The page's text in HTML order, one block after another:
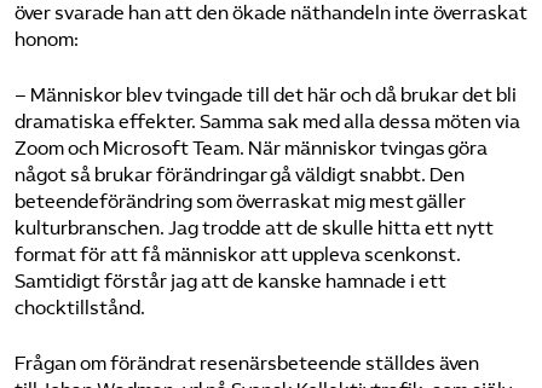
över svarade han att den ökade näthandeln inte överraskat
honom:
– Människor blev tvingade till det här och då brukar det bli
dramatiska effekter. Samma sak med alla dessa möten via
Zoom och Microsoft Team. När människor tvingas göra
något så brukar förändringar gå väldigt snabbt. Den
beteendeförändring som överraskat mig mest gäller
kulturbranschen. Jag trodde att de skulle hitta ett nytt
format för att få människor att uppleva scenkonst.
Samtidigt förstår jag att de kanske hamnade i ett
chocktillstånd.
Frågan om förändrat resenärsbeteende ställdes även